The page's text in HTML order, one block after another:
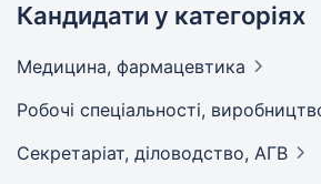
Кандидати у категоріях
Медицина, фармацевтика
Робочі спеціальності,
Секретаріат, діловодство, АГВ